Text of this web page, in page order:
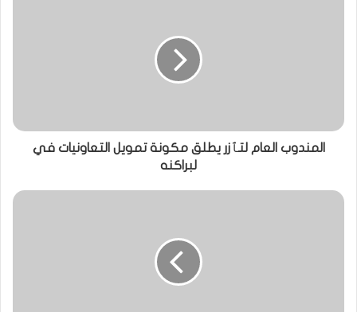
المندوب العام لتٱزر يطلق مكونة تمويل التعاونيات في
لبراكنه